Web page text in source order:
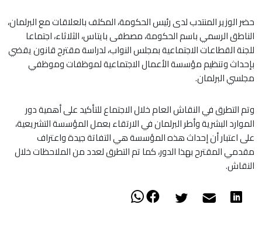
حضر الوزير المنتدب لدى رئيس الحكومة، المكلف بالعلاقات مع البرلمان،
الناطق الرسمي باسم الحكومة، مصطفى بايتاس، الثلاثاء، اجتماعا
للجنة القطاعات الاجتماعية بمجلس النواب، لدراسة مقترح قانون يقضي
بإحداث وتنظيم مؤسسة الأعمال الاجتماعية لموظفات وموظفي
مجلسي البرلمان.
وتم التطرق في النقاش العام خلال الاجتماع للتأكيد على أهمية دور
الموارد البشرية وأطر البرلمان في الارتقاء بعمل المؤسسة التشريعية،
على اعتبار أن إحداث هذه المؤسسة هي التفاتة جيدة واعتراف
مقدمي المقترح بهذا الدور، كما تم التطرق لعدد من الملاحظات خلال
النقاش.